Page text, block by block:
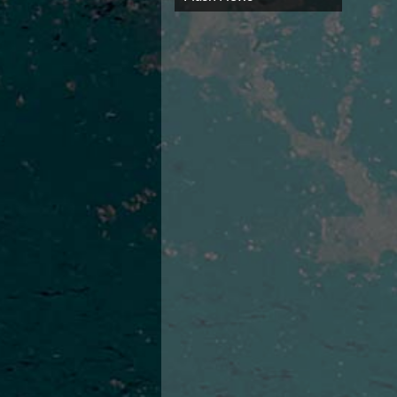
Campionato A2 Maschile
Campionato A2 Femminile
Campionato B Maschile
Storico Campionati 2003-2017
Finali Giovanili
Trofei delle Regioni
Norme e documenti
Risultati e Classifiche
Flash News
Artistico